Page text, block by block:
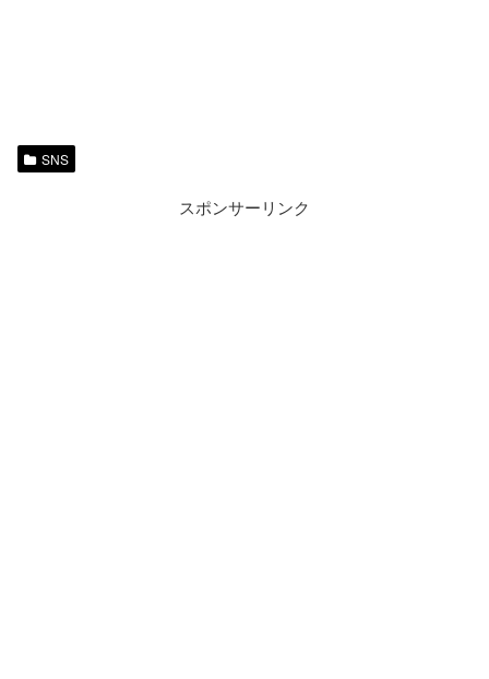
SNS
スポンサーリンク